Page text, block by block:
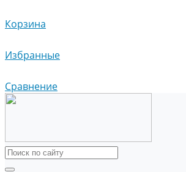
Корзина
Избранные
Сравнение